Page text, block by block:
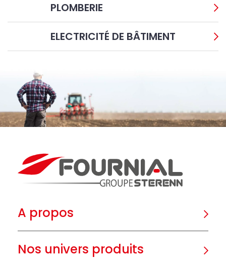
PLOMBERIE
ELECTRICITÉ DE BÂTIMENT
A propos
Nos univers produits